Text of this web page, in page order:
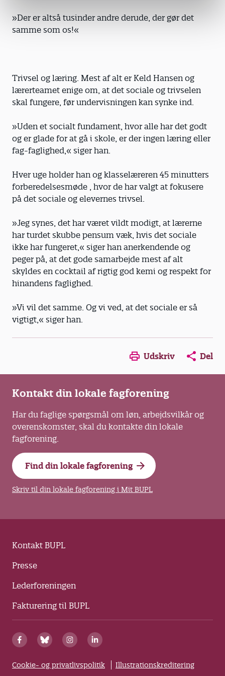
»Der er altså tusinder andre derude, der gør det
samme som os!«
Trivsel og læring. Mest af alt er Keld Hansen og
lærerteamet enige om, at det sociale og trivselen
skal fungere, før undervisningen kan synke ind.
»Uden et socialt fundament, hvor alle har det godt
og er glade for at gå i skole, er der ingen læring eller
fag-faglighed,« siger han.
Hver uge holder han og klasselæreren 45 minutters
forberedelsesmøde , hvor de har valgt at fokusere
på det sociale og elevernes trivsel.
»Jeg synes, det har været vildt modigt, at lærerne
har turdet skubbe pensum væk, hvis det sociale
ikke har fungeret,« siger han anerkendende og
peger på, at det gode samarbejde mest af alt
skyldes en cocktail af rigtig god kemi og respekt for
hinandens faglighed.
»Vi vil det samme. Og vi ved, at det sociale er så
vigtigt,« siger han.
Opens in a new window
Opens in a new
Opens in
Udskriv Del
Kontakt din lokale fagforening
Har du faglige spørgsmål om løn, arbejdsvilkår og
overenskomster, skal du kontakte din lokale
fagforening.
Find din lokale fagforening
Skriv til din lokale fagforening i Mit BUPL
Kontakt BUPL
Presse
Lederforeningen
Fakturering til BUPL
Cookie- og privatlivspolitik Illustrationskreditering